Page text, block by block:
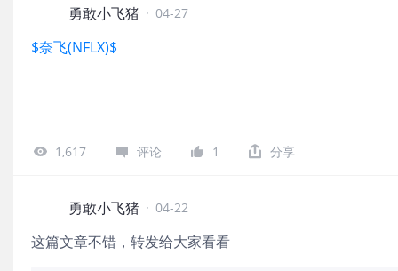
勇敢小飞猪 · 04-27
$奈飞(NFLX)$
1,617 评论 1 分享
勇敢小飞猪 · 04-22
这篇文章不错，转发给大家看看